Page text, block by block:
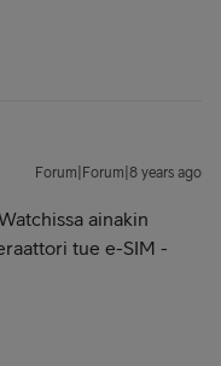
Forum|Forum|8 years ago
ainakin
tue e-SIM -